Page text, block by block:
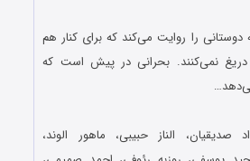
را روایت می‌کند که برای کنار هم
نمی‌کنند. بحرانی در پیش است که
صدیقیان، الناز حبیبی، ماهور الوند،